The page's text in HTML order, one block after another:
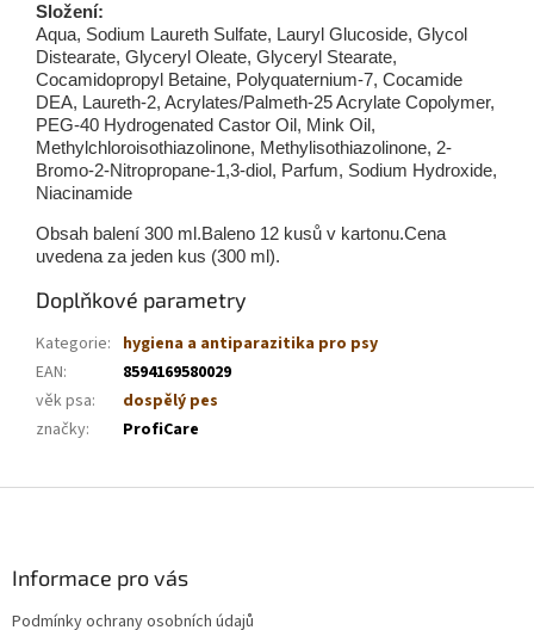
Složení:
Aqua, Sodium Laureth Sulfate, Lauryl Glucoside, Glycol
Distearate, Glyceryl Oleate, Glyceryl Stearate,
Cocamidopropyl Betaine, Polyquaternium-7, Cocamide
DEA, Laureth-2, Acrylates/Palmeth-25 Acrylate Copolymer,
PEG-40 Hydrogenated Castor Oil, Mink Oil,
Methylchloroisothiazolinone, Methylisothiazolinone, 2-
Bromo-2-Nitropropane-1,3-diol, Parfum, Sodium Hydroxide,
Niacinamide
Obsah balení 300 ml.Baleno 12 kusů v kartonu.Cena
uvedena za jeden kus (300 ml).
Doplňkové parametry
Kategorie: hygiena a antiparazitika pro psy
EAN:
8594169580029
věk psa:
dospělý pes
značky: ProfiCare
Informace pro vás
Podmínky ochrany osobních údajů